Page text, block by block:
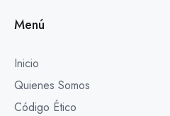
Menú
Inicio
Quienes Somos
Código Ético